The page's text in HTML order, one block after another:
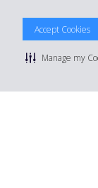
Accept Cookies
Manage my
© 2026
Sitemap